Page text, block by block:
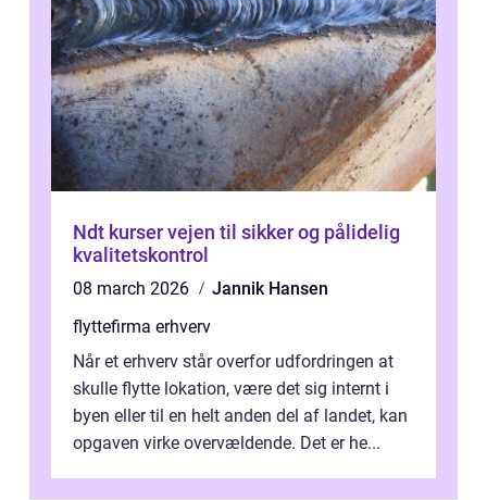
Ndt kurser vejen til sikker og pålidelig
kvalitetskontrol
08 march 2026
Jannik Hansen
flyttefirma erhverv
Når et erhverv står overfor udfordringen at
skulle flytte lokation, være det sig internt i
byen eller til en helt anden del af landet, kan
opgaven virke overvældende. Det er he...